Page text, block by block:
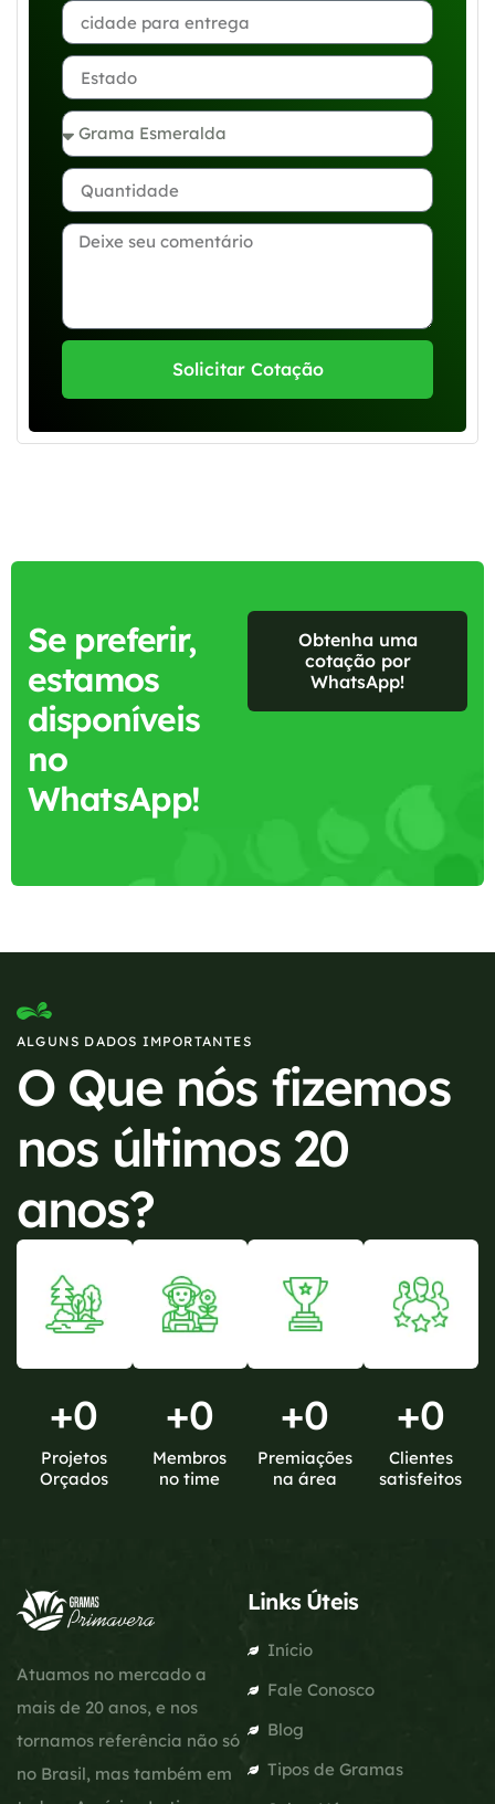
Solicitar Cotação
Se preferir,
estamos
disponíveis
no
WhatsApp!
Obtenha uma
cotação por
WhatsApp!
ALGUNS DADOS IMPORTANTES
O Que nós fizemos
nos últimos 20
anos?
+0
Projetos
Orçados
+0
Membros
no time
+0
Premiações
na área
+0
Clientes
satisfeitos
Atuamos no mercado a
mais de 20 anos, e nos
tornamos referência não só
no Brasil, mas também em
Links Úteis
Início
Fale Conosco
Blog
Tipos de Gramas